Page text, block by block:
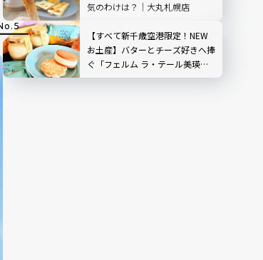
気のわけは？｜大丸札幌店
【すべて新千歳空港限定！NEW
お土産】バターとチーズ好きへ捧
ぐ「フェルム ラ・テール美瑛」
オープン！人気TOP3は？